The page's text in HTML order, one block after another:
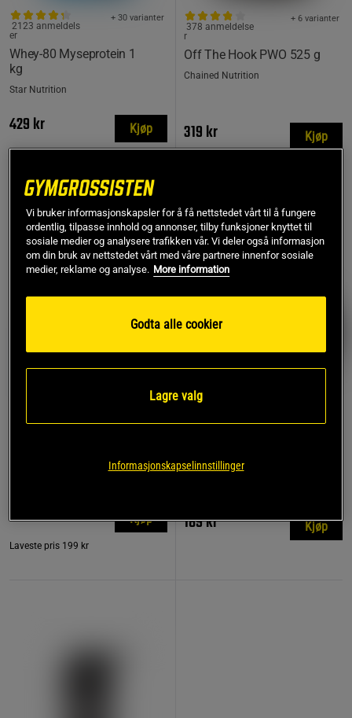
Whey-80 Myseprotein 1
kg
+ 30 varianter
2123 anmeldels
er
Star Nutrition
429 kr Kjøp
Off The Hook PWO 525 g
+ 6 varianter
378 anmeldelse
r
Chained Nutrition
319 kr Kjøp
TOPPSELGERE
PRISFUNN
Kreatin Monohydrat 500 g
199 kr
Laveste pris 199 kr
Kjøp
Star Nutrition Gear
189 kr Kjøp
Vi bruker informasjonskapsler for å få nettstedet vårt til å fungere
ordentlig, tilpasse innhold og annonser, tilby funksjoner knyttet til
sosiale medier og analysere trafikken vår. Vi deler også informasjon
om din bruk av nettstedet vårt med våre partnere innenfor sosiale
medier, reklame og analyse. More information
Godta alle cookier
Lagre valg
Informasjonskapselinnstillinger